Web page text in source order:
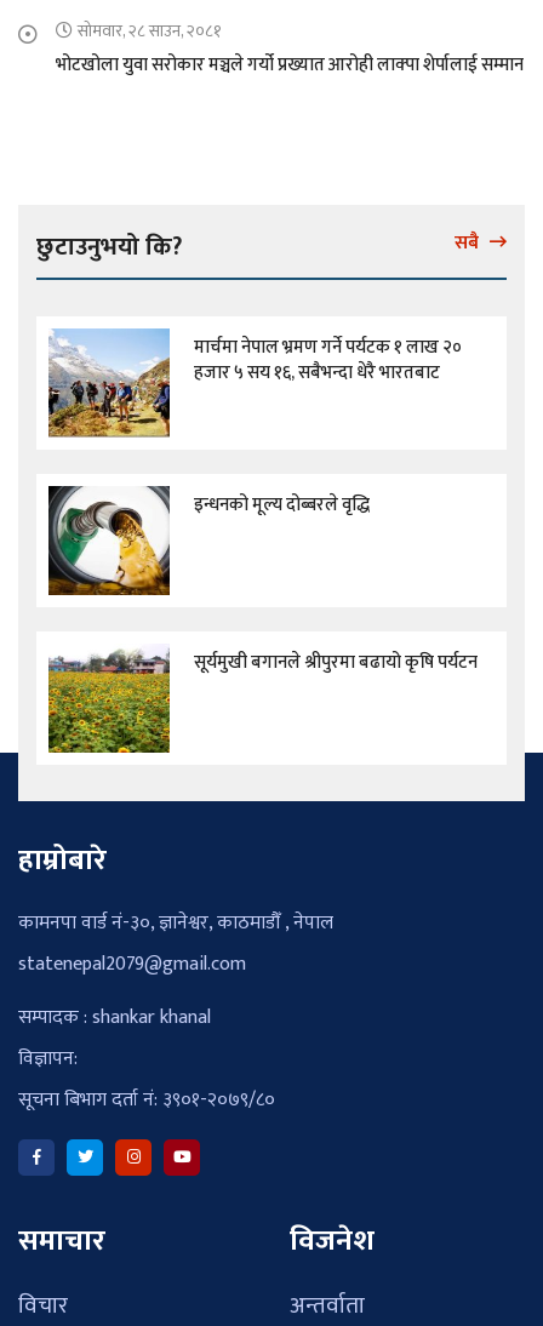
सोमवार, २८ साउन, २०८१
भोटखोला युवा सरोकार मञ्चले गर्यो प्रख्यात आरोही लाक्पा शेर्पालाई सम्मान
छुटाउनुभयो कि? सबै
मार्चमा नेपाल भ्रमण गर्ने पर्यटक १ लाख २०
हजार ५ सय १६, सबैभन्दा धेरै भारतबाट
इन्धनको मूल्य दोब्बरले वृद्धि
सूर्यमुखी बगानले श्रीपुरमा बढायो कृषि पर्यटन
हाम्रोबारे
कामनपा वार्ड नं-३०, ज्ञानेश्वर, काठमाडौँ , नेपाल
statenepal2079@gmail.com
सम्पादक : shankar khanal
विज्ञापन:
सूचना बिभाग दर्ता नं: ३९०१-२०७९/८०
समाचार
विचार
विजनेश
अन्तर्वाता